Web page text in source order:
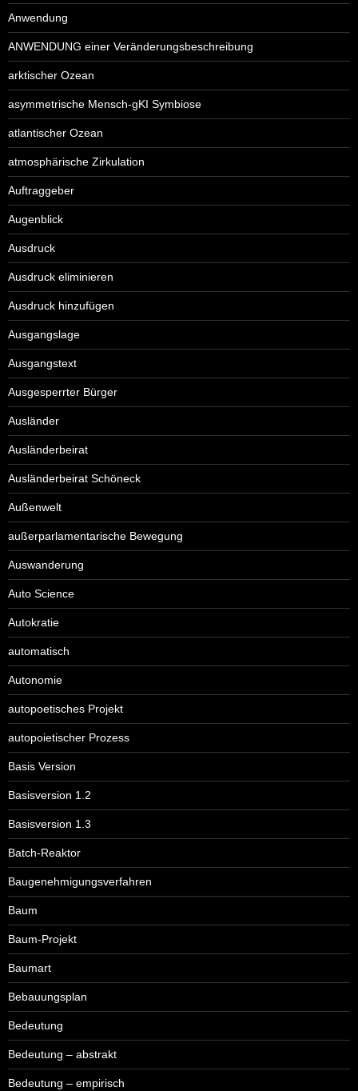
Anwendung
ANWENDUNG einer Veränderungsbeschreibung
arktischer Ozean
asymmetrische Mensch-gKI Symbiose
atlantischer Ozean
atmosphärische Zirkulation
Auftraggeber
Augenblick
Ausdruck
Ausdruck eliminieren
Ausdruck hinzufügen
Ausgangslage
Ausgangstext
Ausgesperrter Bürger
Ausländer
Ausländerbeirat
Ausländerbeirat Schöneck
Außenwelt
außerparlamentarische Bewegung
Auswanderung
Auto Science
Autokratie
automatisch
Autonomie
autopoetisches Projekt
autopoietischer Prozess
Basis Version
Basisversion 1.2
Basisversion 1.3
Batch-Reaktor
Baugenehmigungsverfahren
Baum
Baum-Projekt
Baumart
Bebauungsplan
Bedeutung
Bedeutung – abstrakt
Bedeutung – empirisch